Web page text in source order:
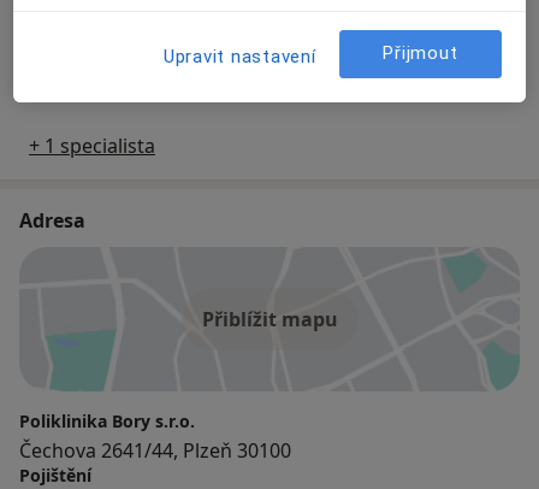
Zubař
+ 1 specialista
Adresa
Přiblížit mapu
Poliklinika Bory s.r.o.
Čechova 2641/44, Plzeň 30100
Pojištění
Upravit nastavení Přijmout